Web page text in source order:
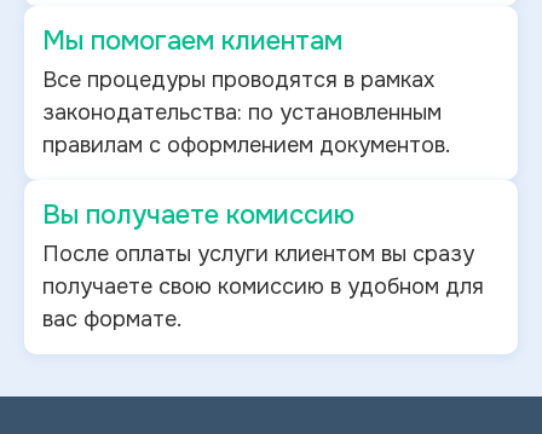
Мы помогаем клиентам
Все процедуры проводятся в рамках
законодательства: по установленным
правилам с оформлением документов.
Вы получаете комиссию
После оплаты услуги клиентом вы сразу
получаете свою комиссию в удобном для
вас формате.